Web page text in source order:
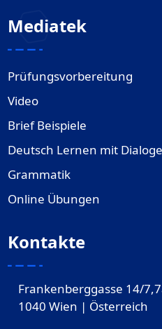
Mediatek
Prüfungsvorbereitung
Video
Brief Beispiele
Deutsch Lernen mit
Grammatik
Online Übungen
Kontakte
Frankenberggasse 14/
1040 Wien | Österreich